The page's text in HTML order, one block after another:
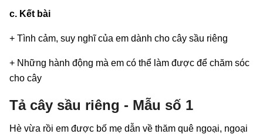
c. Kết bài
+ Tình cảm, suy nghĩ của em dành cho cây sầu riêng
+ Những hành động mà em có thể làm được để chăm sóc
cho cây
Tả cây sầu riêng - Mẫu số 1
Hè vừa rồi em được bố mẹ dẫn về thăm quê ngoại, ngoại